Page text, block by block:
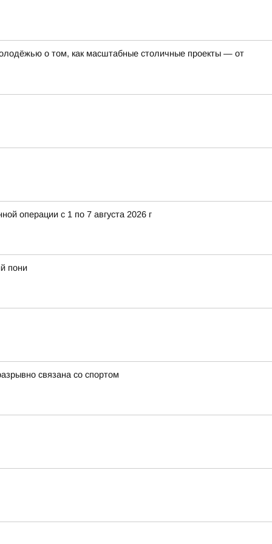
о том, как масштабные столичные проекты — от
операции с 1 по 7 августа 2026 г
пони
связана со спортом